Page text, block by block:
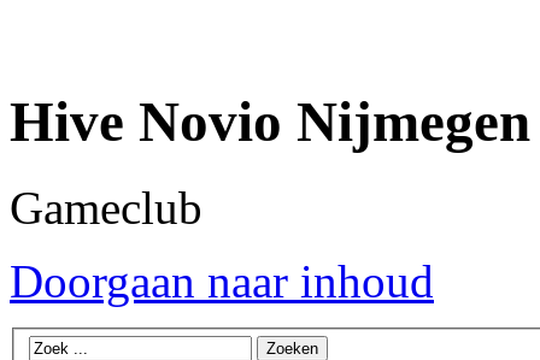
Hive Novio Nijmegen
Gameclub
Doorgaan naar inhoud